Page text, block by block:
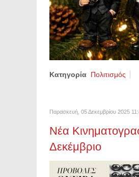
Κατηγορία Πολιτισμός
Παρασκευή, 05 Δεκεμβρίου 2025
Νέα
Δεκέμβριο